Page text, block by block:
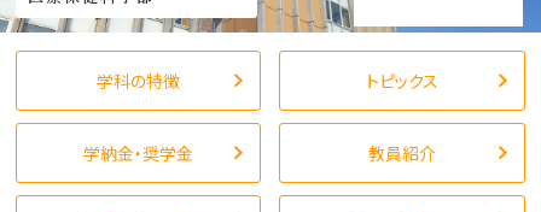
学科の特徴 トピックス
学納金・奨学金 教員紹介